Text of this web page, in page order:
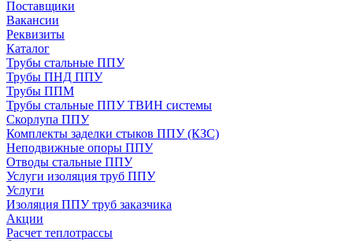
Поставщики
Вакансии
Реквизиты
Каталог
Трубы стальные ППУ
Трубы ПНД ППУ
Трубы ППМ
Трубы стальные ППУ ТВИН системы
Скорлупа ППУ
Комплекты заделки стыков ППУ (КЗС)
Неподвижные опоры ППУ
Отводы стальные ППУ
Услуги изоляция труб ППУ
Услуги
Изоляция ППУ труб заказчика
Акции
Расчет теплотрассы